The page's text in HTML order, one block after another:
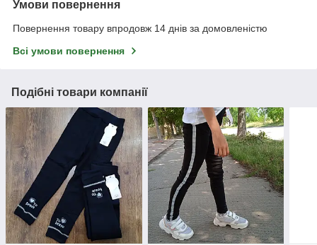
Умови повернення
Повернення товару впродовж 14 днів за домовленістю
Всі умови повернення
Подібні товари компанії